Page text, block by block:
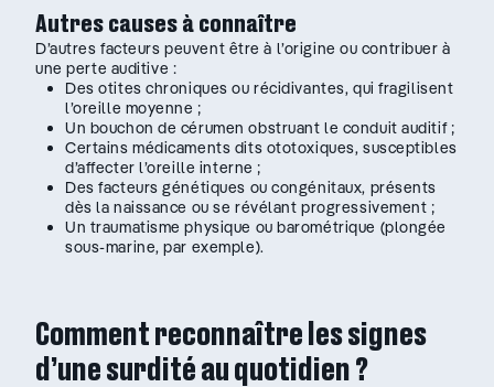
Autres causes à connaître
D’autres facteurs peuvent être à l’origine ou contribuer à
une perte auditive :
Des otites chroniques ou récidivantes, qui fragilisent
l’oreille moyenne ;
Un bouchon de cérumen obstruant le conduit auditif ;
Certains médicaments dits ototoxiques, susceptibles
d’affecter l’oreille interne ;
Des facteurs génétiques ou congénitaux, présents
dès la naissance ou se révélant progressivement ;
Un traumatisme physique ou barométrique (plongée
sous-marine, par exemple).
Comment reconnaître les signes
d’une surdité au quotidien ?